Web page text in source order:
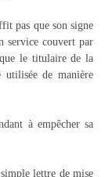
pas que son signe
service couvert par
le titulaire de la
utilisée de manière
à empêcher sa
lettre de mise